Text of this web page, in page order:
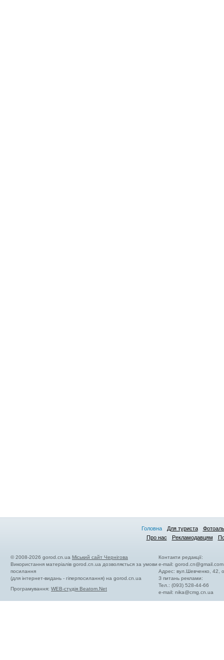
Головна Для туриста
Про нас
Рекламодавцям
© 2008-2026 gorod.cn.ua Міський сайт Чернігова
Використання матеріалів gorod.cn.ua дозволяється за умови
посилання
(для інтернет-видань - гіперпосилання) на gorod.cn.ua
Програмування: WEB-студія Beatom.Net
Контакти редакції:
e-mail:gorod.cn@gmail.com
Адрес: вул.Шевченко, 42,
З питань реклами:
Тел.: (093) 528-44-66
e-mail:nika@cmg.cn.ua